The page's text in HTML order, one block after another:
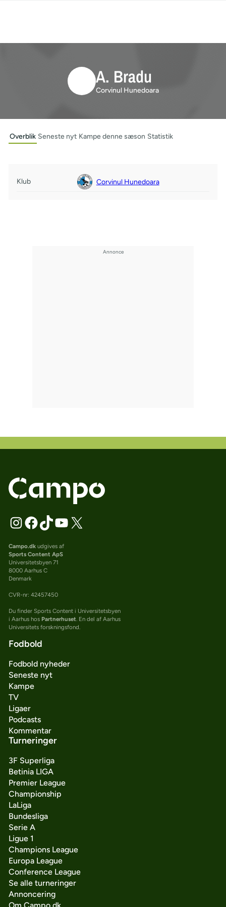
A. Bradu
Corvinul Hunedoara
Overblik Seneste nyt Kampe denne sæson Statistik
Klub Corvinul Hunedoara
Campo.dkudgives af
Sports Content ApS
Universitetsbyen 71
8000 Aarhus C
Denmark
CVR-nr: 42457450
Du finder Sports Content i Universitetsbyen
i Aarhus hos Partnerhuset. En del af Aarhus
Universitets forskningsfond.
Fodbold
Fodbold nyheder
Seneste nyt
Kampe
TV
Ligaer
Podcasts
Kommentar
Turneringer
3F Superliga
Betinia LIGA
Premier League
Championship
LaLiga
Bundesliga
Serie A
Ligue 1
Champions League
Europa League
Conference League
Se alle turneringer
Annoncering